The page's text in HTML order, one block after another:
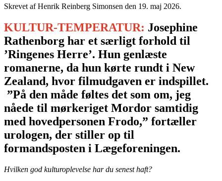
Skrevet af Henrik Reinberg Simonsen den 19. maj 2026.
KULTUR-TEMPERATUR: Josephine
Rathenborg har et særligt forhold til
’Ringenes Herre’. Hun genlæste
romanerne, da hun kørte rundt i New
Zealand, hvor filmudgaven er indspillet.
”På den måde føltes det som om, jeg
nåede til mørkeriget Mordor samtidig
med hovedpersonen Frodo,” fortæller
urologen, der stiller op til
formandsposten i Lægeforeningen.
Hvilken god kulturoplevelse har du senest haft?